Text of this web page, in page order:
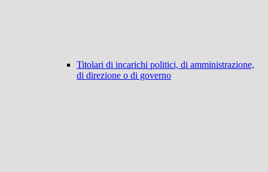
Titolari di incarichi politici, di amministrazione,
di direzione o di governo